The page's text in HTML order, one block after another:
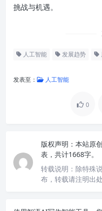
挑战与机遇。
人工智能 发展趋势
发表至： 人工智能
0
版权声明： 本站原
表，共计1668字。
转载说明： 除特殊
布，转载请注明出处